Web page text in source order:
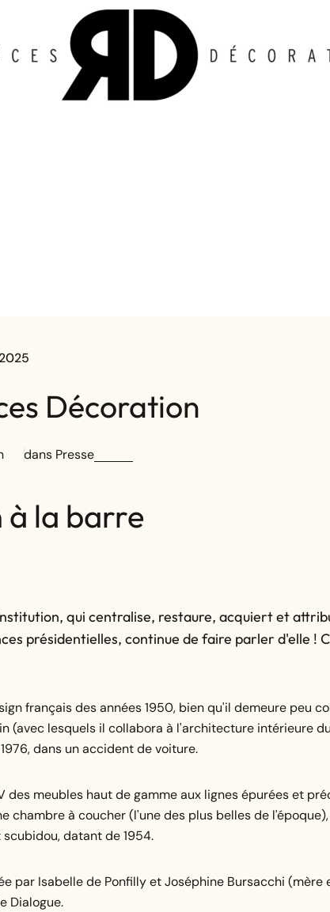
Décoration
dans Presse
à la barre
qui centralise, restaure, acquiert et
présidentielles, continue de faire parler d'elle !
français des années 1950, bien qu'il demeure peu
(avec lesquels il collabora à l'architecture intérieure du
dans un accident de voiture.
meubles haut de gamme aux lignes épurées et
chambre à coucher (l'une des plus belles de
datant de 1954.
par Isabelle de Ponfilly et Joséphine Bursacchi (mère
Dialogue.